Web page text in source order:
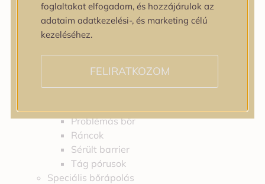
Egyenetlen bőrtextúra
Egyenetlen tónus
Érett bőr
Fakóság
Feszességvesztés
Problémás bőr
Ráncok
Sérült barrier
Tág pórusok
Speciális bőrápolás
foglaltakat elfogadom, és hozzájárulok az
adataim adatkezelési-, és marketing célú
kezeléséhez.
FELIRATKOZOM